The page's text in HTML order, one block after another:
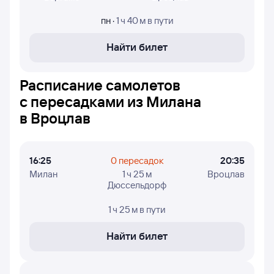
осуществляет полёты.
пн·1 ч 40 м в пути
Найти билет
Расписание самолетов
с пересадками из Милана
в Вроцлав
16:25
Милан
0 пересадок
1 ч 25 м
Дюссельдорф
20:35
Вроцлав
1 ч 25 м в пути
Найти билет